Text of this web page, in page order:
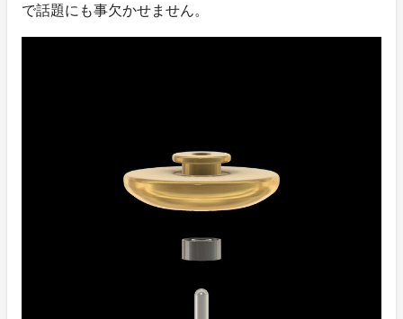
で話題にも事欠かせません。